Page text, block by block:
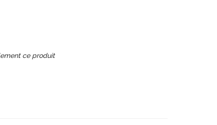
ce produit